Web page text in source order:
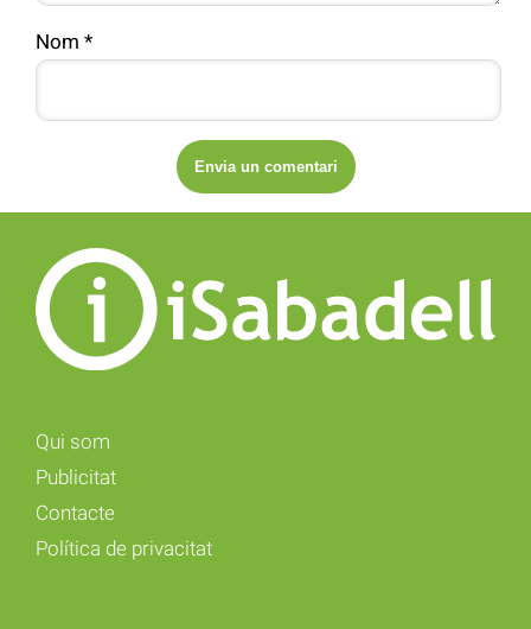
Nom *
Qui som
Publicitat
Contacte
Política de privacitat